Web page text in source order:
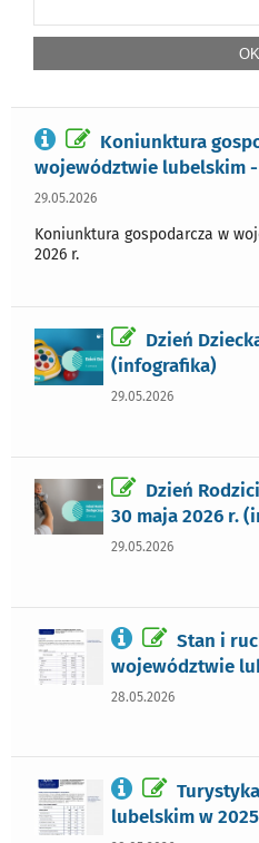
Koniunktura
województwie lubelskim -
29.05.2026
Koniunktura gospodarcza w
2026 r.
Dzień
(infografika)
29.05.2026
Dzień
30 maja 2026 r.
29.05.2026
Stan i
województwie
28.05.2026
lubelskim w